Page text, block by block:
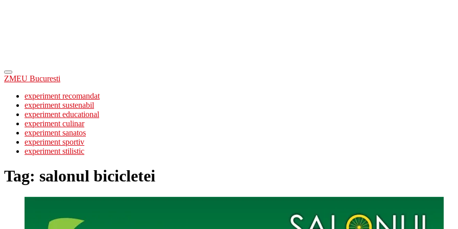
ZMEU Bucuresti
experiment recomandat
experiment sustenabil
experiment educational
experiment culinar
experiment sanatos
experiment sportiv
experiment stilistic
Tag: salonul bicicletei